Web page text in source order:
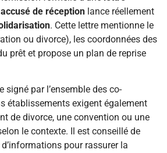
de réception lance réellement
. Cette lettre mentionne le
ou divorce), les coordonnées des
prêt et propose un plan de reprise
signé par l’ensemble des co-
établissements exigent également
de divorce, une convention ou une
le contexte. Il est conseillé de
pour rassurer la